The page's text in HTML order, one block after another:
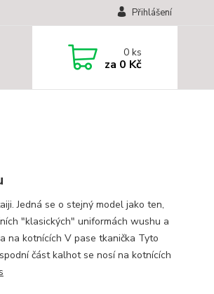
Přihlášení
0ks
za 0 Kč
Jedná se o stejný model jako ten,
"klasických" uniformách wushu a
na kotnících V pase tkanička Tyto
část kalhot se nosí na kotnících